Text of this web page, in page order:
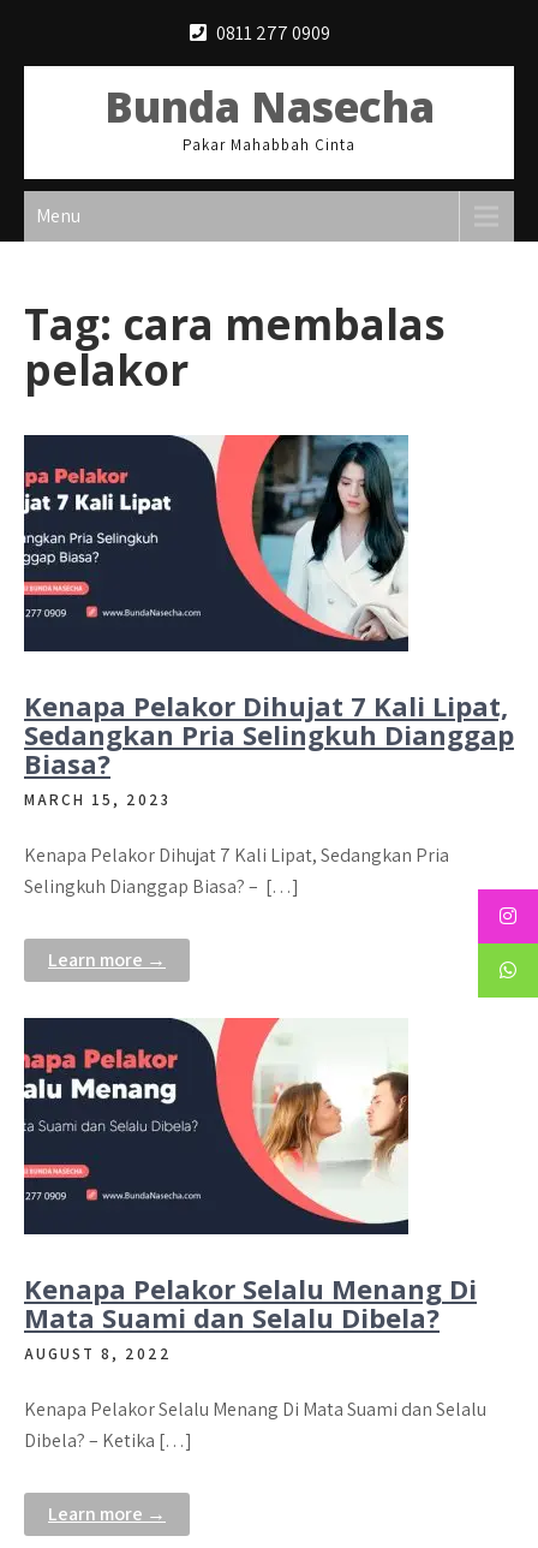
0811 277 0909
Bunda Nasecha
Pakar Mahabbah Cinta
Menu
Tag: cara membalas
pelakor
Kenapa Pelakor Dihujat 7 Kali Lipat,
Sedangkan Pria Selingkuh Dianggap
Biasa?
MARCH 15, 2023
Kenapa Pelakor Dihujat 7 Kali Lipat, Sedangkan Pria
Selingkuh Dianggap Biasa? – […]
Learn more →
Kenapa Pelakor Selalu Menang Di
Mata Suami dan Selalu Dibela?
AUGUST 8, 2022
Kenapa Pelakor Selalu Menang Di Mata Suami dan Selalu
Dibela? – Ketika […]
Learn more →